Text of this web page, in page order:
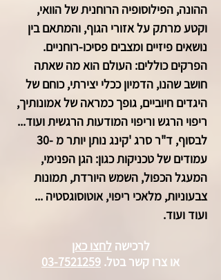
ההונה, הפילוסופיה הרוחנית של הוואי,
וקטע מרתק על אזורי הגוף, והמתאם בין
נושאים פיזיים ומצבים פסיכו-רוחניים.
הפרקים כוללים: העולם הוא מה שאתה
חושב שהנו, הדמיון ככלי יצירתי, כוחם של
היגדים חיוביים, גופך כמראה של אמונותיך,
ריפוי הרגש וריפוי המודעות הרגשית ועוד...
לבסוף, ד"ר סרג 'קינג נותן יותר מ -30
עמודים של טכניקות כגון: הגן הפנימי,
המעגל הכפול, השמש היורדת, תמונות
צבעוניות, מלאכי ריפוי, אוטוסוגסטיה ...
ועוד ועוד.
לרכישהלחצו כאן
או צרו קשרבטל. 03-7521259